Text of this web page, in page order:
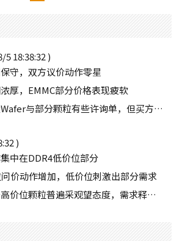
5 18:38:32 )
守，双方议价动作零星
厚，EMMC部分价格表现疲软
【台湾地区】特定容量Wafer与部分颗粒有些许询单，但买方需求并不强劲
)
中在DDR4低价位部分
问价动作增加，低价位刺激出部分需求
【台湾地区】买家对于高价位颗粒普遍采观望态度，需求释出有限